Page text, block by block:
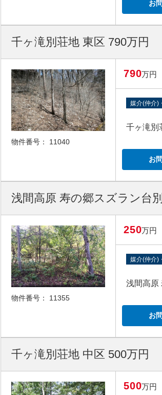
お
千ヶ滝別荘地 東区 790万円
物件番号： 11040
790万円
媒介(仲介)
千ヶ滝別
お
浅間高原 寿の郷スズラン台
物件番号： 11355
250万円
媒介(仲介)
浅間高原
お
千ヶ滝別荘地 中区 500万円
500万円